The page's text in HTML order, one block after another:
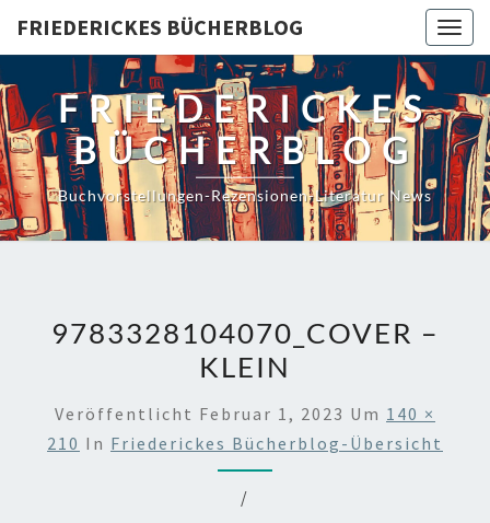
content
FRIEDERICKES BÜCHERBLOG
FRIEDERICKES
BÜCHERBLOG
Buchvorstellungen-Rezensionen-Literatur News
9783328104070_COVER –
KLEIN
Veröffentlicht Februar 1, 2023 Um 140 ×
210 In Friederickes Bücherblog-Übersicht
/